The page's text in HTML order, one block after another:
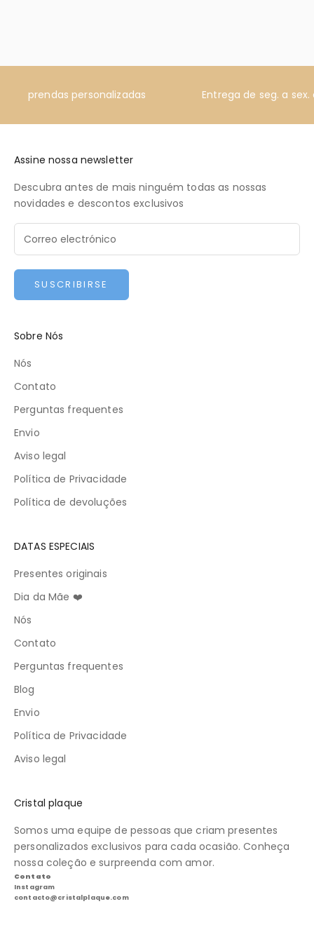
prendas personalizadas Entrega de seg. a
Assine nossa newsletter
Descubra antes de mais ninguém todas as nossas
novidades e descontos exclusivos
SUSCRIBIRSE
Sobre Nós
Nós
Contato
Perguntas frequentes
Envio
Aviso legal
Política de Privacidade
Política de devoluções
DATAS ESPECIAIS
Presentes originais
Dia da Mãe ❤️
Nós
Contato
Perguntas frequentes
Blog
Envio
Política de Privacidade
Aviso legal
Cristal plaque
Somos uma equipe de pessoas que criam presentes
personalizados exclusivos para cada ocasião. Conheça
nossa coleção e surpreenda com amor.
Contato
Instagram
contacto@cristalplaque.com